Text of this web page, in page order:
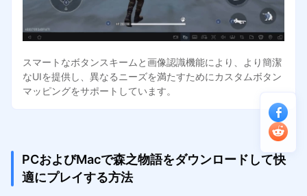
スマートなボタンスキームと画像認識機能により、より簡潔
なUIを提供し、異なるニーズを満たすためにカスタムボタン
マッピングをサポートしています。
PCおよびMacで森之物語をダウンロードして快
適にプレイする方法